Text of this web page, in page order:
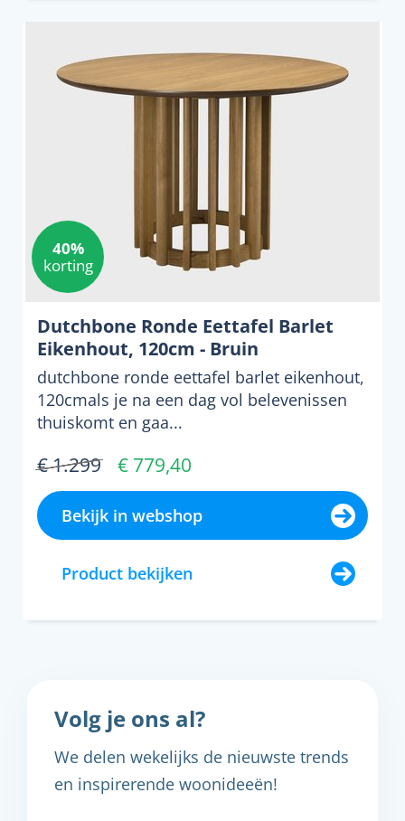
40%
korting
Dutchbone Ronde Eettafel Barlet
Eikenhout, 120cm - Bruin
dutchbone ronde eettafel barlet eikenhout,
120cmals je na een dag vol belevenissen
thuiskomt en gaa...
€ 1.299 € 779,40
Bekijk in webshop
Product bekijken
Volg je ons al?
We delen wekelijks de nieuwste trends
en inspirerende woonideeën!